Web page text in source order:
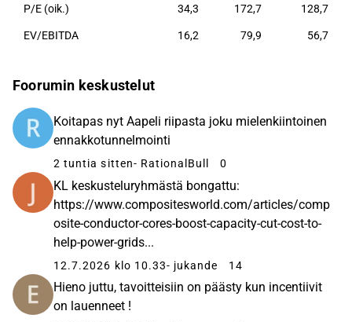
P/E (oik.) 34,3 172,7 128,7
EV/EBITDA 16,2 79,9 56,7
Foorumin keskustelut
Koitapas nyt Aapeli riipasta joku mielenkiintoinen
ennakkotunnelmointi
2 tuntia sitten- RationalBull 0
KL keskusteluryhmästä bongattu:
https://www.compositesworld.com/articles/comp
osite-conductor-cores-boost-capacity-cut-cost-to-
help-power-grids...
12.7.2026 klo 10.33- jukande 14
Hieno juttu, tavoitteisiin on päästy kun incentiivit
on lauenneet !